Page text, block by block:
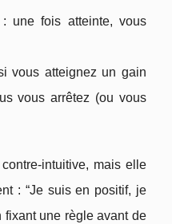
une fois atteinte, vous
vous atteignez un gain
vous arrêtez (ou vous
intuitive, mais elle
: “Je suis en positif, je
fixant une règle avant de